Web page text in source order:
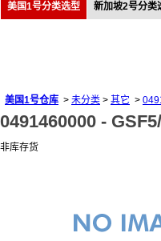
美国1号分类选型 新加坡2号分类
美国1号仓库 > 未分类 > 其它 >
0491460000 -
非库存货